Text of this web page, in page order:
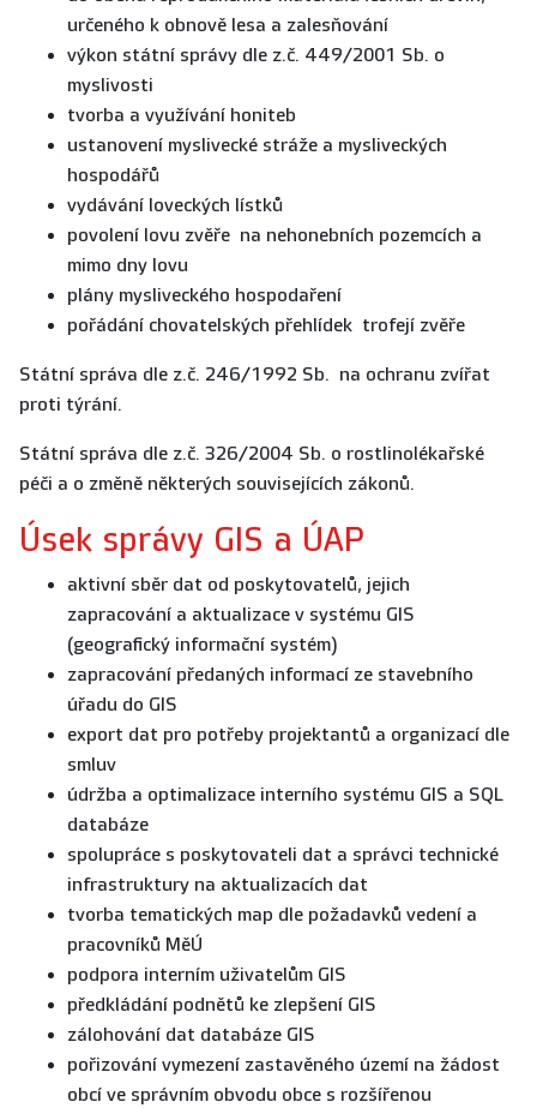
určeného k obnově lesa a zalesňování
výkon státní správy dle z.č. 449/2001 Sb. o
myslivosti
tvorba a využívání honiteb
ustanovení myslivecké stráže a mysliveckých
hospodářů
vydávání loveckých lístků
povolení lovu zvěře na nehonebních pozemcích a
mimo dny lovu
plány mysliveckého hospodaření
pořádání chovatelských přehlídek trofejí zvěře
Státní správa dle z.č. 246/1992 Sb. na ochranu zvířat
proti týrání.
Státní správa dle z.č. 326/2004 Sb. o rostlinolékařské
péči a o změně některých souvisejících zákonů.
Úsek správy GIS a ÚAP
aktivní sběr dat od poskytovatelů, jejich
zapracování a aktualizace v systému GIS
(geografický informační systém)
zapracování předaných informací ze stavebního
úřadu do GIS
export dat pro potřeby projektantů a organizací dle
smluv
údržba a optimalizace interního systému GIS a SQL
databáze
spolupráce s poskytovateli dat a správci technické
infrastruktury na aktualizacích dat
tvorba tematických map dle požadavků vedení a
pracovníků MěÚ
podpora interním uživatelům GIS
předkládání podnětů ke zlepšení GIS
zálohování dat databáze GIS
pořizování vymezení zastavěného území na žádost
obcí ve správním obvodu obce s rozšířenou